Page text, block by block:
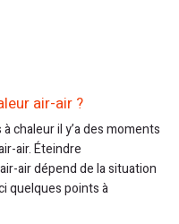
air-air ?
chaleur il y’a des moments
air. Éteindre
air dépend de la situation
quelques points à